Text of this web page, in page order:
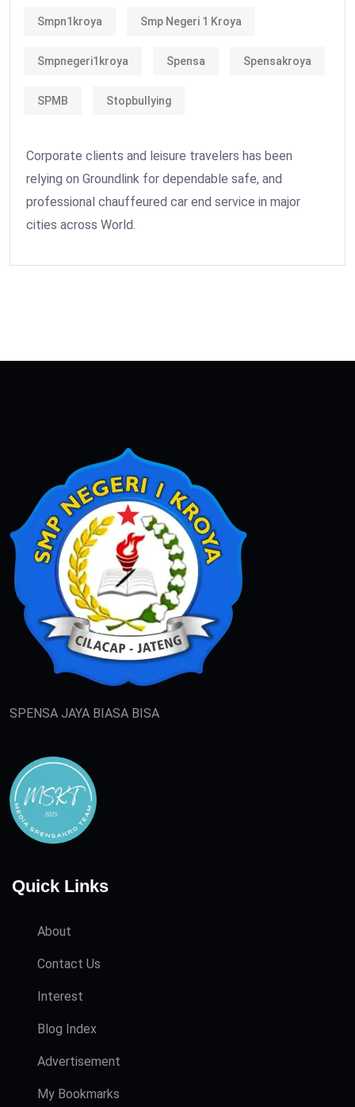
Smpn1kroya Smp Negeri 1 Kroya
Smpnegeri1kroya Spensa Spensakroya
SPMB Stopbullying
Corporate clients and leisure travelers has been
relying on Groundlink for dependable safe, and
professional chauffeured car end service in major
cities across World.
SPENSA JAYA BIASA BISA
Quick Links
About
Contact Us
Interest
Blog Index
Advertisement
My Bookmarks